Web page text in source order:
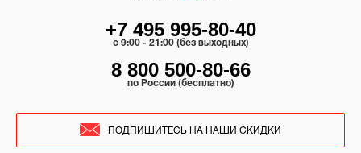
+7 495 995-80-40
c 9:00 - 21:00 (без выходных)
8 800 500-80-66
по России (бесплатно)
ПОДПИШИТЕСЬ НА НАШИ СКИДКИ